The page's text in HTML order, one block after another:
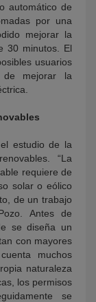
automático de
por una
mejorar la
30 minutos. El
usuarios
mejorar la
estudio de la
“La
requiere de
solar o eólico
de un trabajo
Antes de
se diseña un
con mayores
muchos
naturaleza
los permisos
se